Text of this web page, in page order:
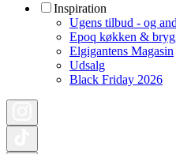
Inspiration
Ugens tilbud - og
Epoq køkken &
Elgigantens Magasin
Udsalg
Black Friday 2026